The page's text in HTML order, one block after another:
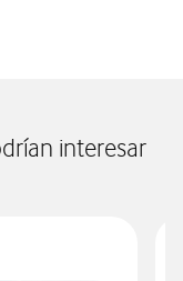
interesar